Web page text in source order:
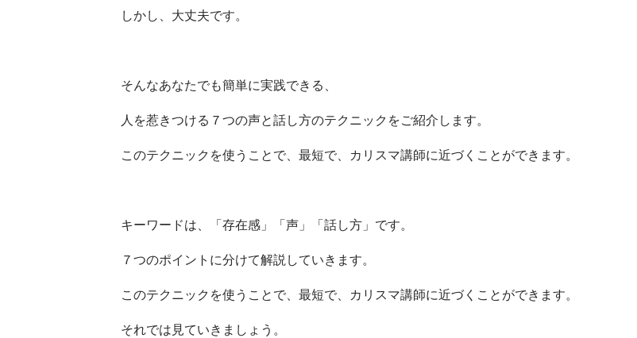
しかし、大丈夫です。
そんなあなたでも簡単に実践できる、
人を惹きつける７つの声と話し方のテクニックをご紹介します。
このテクニックを使うことで、最短で、カリスマ講師に近づくことができます。
キーワードは、「存在感」「声」「話し方」です。
７つのポイントに分けて解説していきます。
このテクニックを使うことで、最短で、カリスマ講師に近づくことができます。
それでは見ていきましょう。